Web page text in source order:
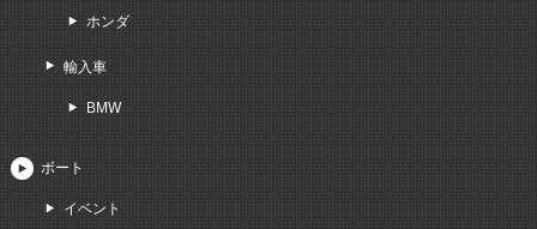
ホンダ
輸入車
BMW
ボート
イベント